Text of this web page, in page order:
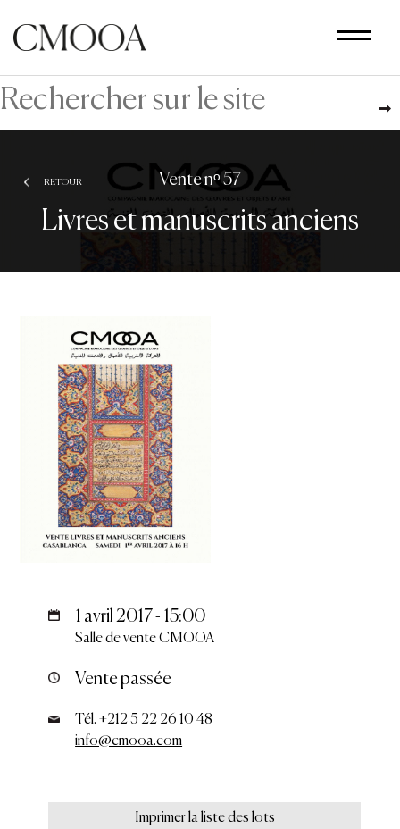
contenu
principal
RETOUR Vente nᵒ 57
Livres et manuscrits anciens
1 avril 2017 - 15:00
Salle de vente CMOOA
Vente passée
Tél. +212 5 22 26 10 48
info@cmooa.com
Imprimer la liste des lots